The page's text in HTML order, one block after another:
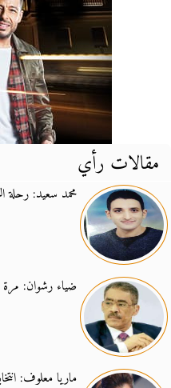
مقالات رأي
محمد سعيد: رحلة
ضياء رشوان:
ماريا معلوف: